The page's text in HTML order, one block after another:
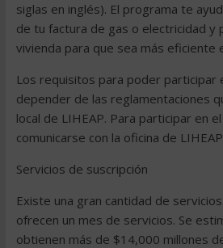
siglas en inglés). El programa te
de tu factura de gas o electricidad y
vivienda para que sea más eficiente
Los requisitos para poder participar
depender de las reglamentaciones
local de LIHEAP. Para participar en
comunicarse con la oficina de
Servicios de suscripción
Existe una gran cantidad de
ofrecen un mes de servicios. Se
obtienen más de $14,000 millones